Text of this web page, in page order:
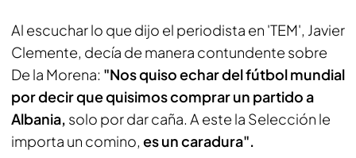
Al escuchar lo que dijo el periodista en 'TEM', Javier
Clemente, decía de manera contundente sobre
De la Morena: "Nos quiso echar del fútbol mundial
por decir que quisimos comprar un partido a
Albania, solo por dar caña. A este la Selección le
importa un comino, es un caradura".